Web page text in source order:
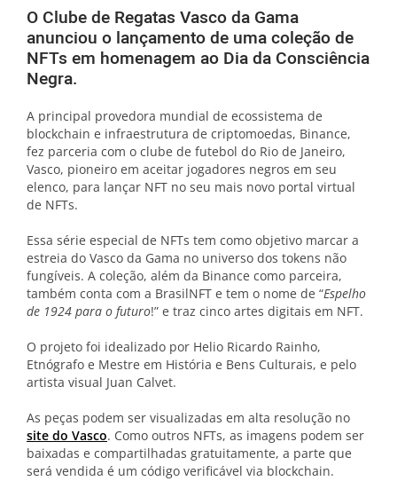
vietnamese
O Clube de Regatas Vasco da Gama
anunciou o lançamento de uma coleção de
NFTs em homenagem ao Dia da Consciência
Negra.
A principal provedora mundial de ecossistema de
blockchain e infraestrutura de criptomoedas, Binance,
fez parceria com o clube de futebol do Rio de Janeiro,
Vasco, pioneiro em aceitar jogadores negros em seu
elenco, para lançar NFT no seu mais novo portal virtual
de NFTs.
Essa série especial de NFTs tem como objetivo marcar a
estreia do Vasco da Gama no universo dos tokens não
fungíveis. A coleção, além da Binance como parceira,
também conta com a BrasilNFT e tem o nome de “Espelho
de 1924 para o futuro!” e traz cinco artes digitais em NFT.
O projeto foi idealizado por Helio Ricardo Rainho,
Etnógrafo e Mestre em História e Bens Culturais, e pelo
artista visual Juan Calvet.
As peças podem ser visualizadas em alta resolução no
site do Vasco. Como outros NFTs, as imagens podem ser
baixadas e compartilhadas gratuitamente, a parte que
será vendida é um código verificável via blockchain.